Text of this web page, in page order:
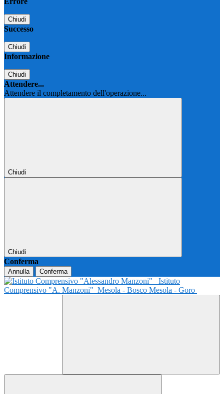
Chiudi
Successo
Chiudi
Informazione
Chiudi
Attendere...
Attendere il completamento dell'operazione...
Chiudi
Chiudi
Conferma
Annulla Conferma
Istituto
Comprensivo "A. Manzoni" Mesola - Bosco Mesola - Goro